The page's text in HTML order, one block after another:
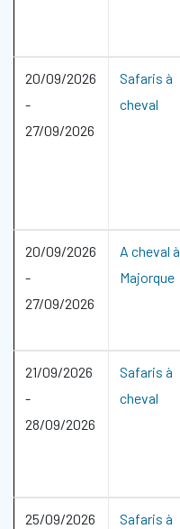
20/09/2026
-
27/09/2026
Safaris à
cheval
20/09/2026
-
27/09/2026
A cheval à
Majorque
21/09/2026
-
28/09/2026
Safaris à
cheval
25/09/2026
Safaris à